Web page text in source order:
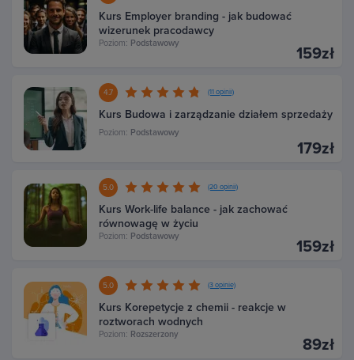
Kurs Employer branding - jak budować
wizerunek pracodawcy
Poziom: Podstawowy
159zł
4.7 (11 opinii)
Kurs Budowa i zarządzanie działem sprzedaży
Poziom: Podstawowy
179zł
5.0 (20 opinii)
Kurs Work-life balance - jak zachować
równowagę w życiu
Poziom: Podstawowy
159zł
5.0 (3 opinie)
Kurs Korepetycje z chemii - reakcje w
roztworach wodnych
Poziom: Rozszerzony
89zł